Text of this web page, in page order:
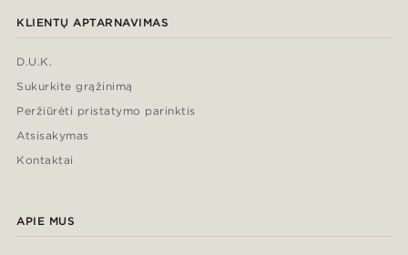
KLIENTŲ APTARNAVIMAS
D.U.K.
Sukurkite grąžinimą
Peržiūrėti pristatymo parinktis
Atsisakymas
Kontaktai
APIE MUS